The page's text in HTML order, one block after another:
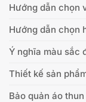
Hướng dẫn chọn
Hướng dẫn chọn
Ý nghĩa màu sắc
Thiết kế sản
Bảo quản áo thun